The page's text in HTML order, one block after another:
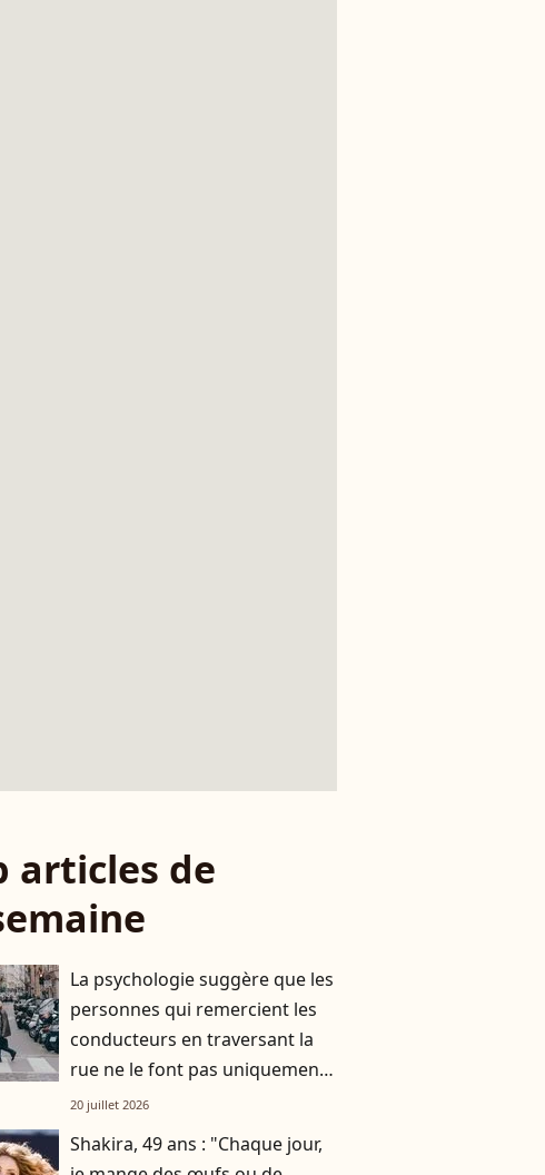
articles de
La psychologie suggère que les
personnes qui remercient les
conducteurs en traversant la
rue ne le font pas uniquement
par gratitude
20 juillet 2026
Shakira, 49 ans : "Chaque jour,